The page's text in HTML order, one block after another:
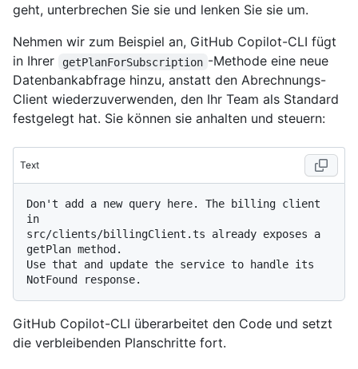
geht, unterbrechen Sie sie und lenken Sie sie um.
Nehmen wir zum Beispiel an, GitHub Copilot-CLI fügt
in Ihrer
getPlanForSubscription -Methode eine neue
Datenbankabfrage hinzu, anstatt den Abrechnungs-
Client wiederzuverwenden, den Ihr Team als Standard
festgelegt hat. Sie können sie anhalten und steuern:
Text
Don't add a new query here. The billing client
in
src/clients/billingClient.ts already exposes a
getPlan method.
Use that and update the service to handle its
GitHub Copilot-CLI überarbeitet den Code und setzt
die verbleibenden Planschritte fort.